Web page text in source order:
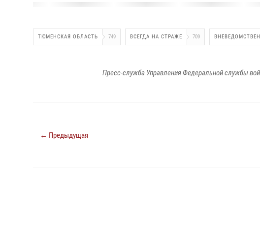
ТЮМЕНСКАЯ ОБЛАСТЬ 749 ВСЕГДА НА СТРАЖЕ 709
Пресс-служба Управления Федеральной службы
← Предыдущая